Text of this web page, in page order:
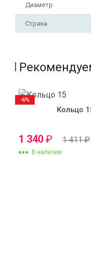
Диаметр
Страна
Кольцо
1 340 ₽ 1 411₽
В наличии
-6%